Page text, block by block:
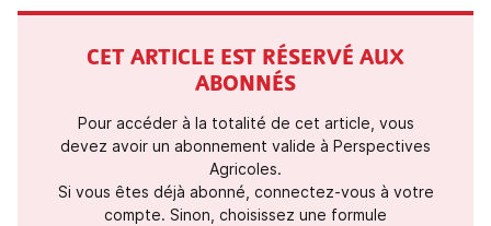
CET ARTICLE EST RÉSERVÉ AUX
ABONNÉS
Pour accéder à la totalité de cet article, vous
devez avoir un abonnement valide à Perspectives
Agricoles.
Si vous êtes déjà abonné, connectez-vous à votre
compte. Sinon, choisissez une formule